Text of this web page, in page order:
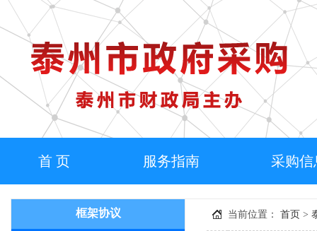
首 页 服务指南 采购信
框架协议 当前位置： 首页 >